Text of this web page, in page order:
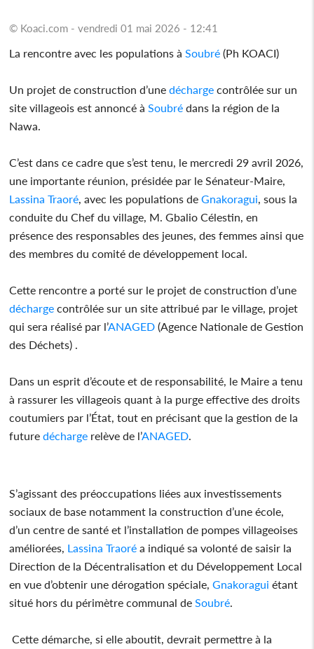
© Koaci.com - vendredi 01 mai 2026 - 12:41
La rencontre avec les populations à Soubré (Ph KOACI)
Un projet de construction d’unedécharge contrôlée sur un
site villageois est annoncé à Soubré dans la région de la
Nawa.
C’est dans ce cadre que s’est tenu, le mercredi 29 avril 2026,
une importante réunion, présidée par le Sénateur-Maire,
Lassina Traoré , avec les populations deGnakoragui , sous la
conduite du Chef du village, M. Gbalio Célestin, en
présence des responsables des jeunes, des femmes ainsi que
des membres du comité de développement local.
Cette rencontre a porté sur le projet de construction d’une
décharge contrôlée sur un site attribué par le village, projet
qui sera réalisé par l’ANAGED (Agence Nationale de Gestion
des Déchets) .
Dans un esprit d’écoute et de responsabilité, le Maire a tenu
à rassurer les villageois quant à la purge effective des droits
coutumiers par l’État, tout en précisant que la gestion de la
futuredécharge relève de l’ANAGED
S’agissant des préoccupations liées aux investissements
sociaux de base notamment la construction d’une école,
d’un centre de santé et l’installation de pompes villageoises
améliorées, Lassina Traoré a indiqué sa volonté de saisir la
Direction de la Décentralisation et du Développement Local
en vue d’obtenir une dérogation spéciale,Gnakoragui étant
situé hors du périmètre communal de Soubré
Cette démarche, si elle aboutit, devrait permettre à la